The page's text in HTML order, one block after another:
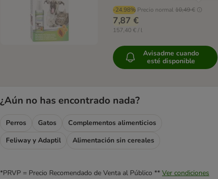
-24.98% Precio normal 10,49 €
7,87 €
157,40 € / l
Avisadme cuando
esté disponible
¿Aún no has encontrado nada?
Perros Gatos
Complementos alimenticios
Feliway y Adaptil
Alimentación sin cereales
*PRVP = Precio Recomendado de Venta al Público ** Ver condiciones